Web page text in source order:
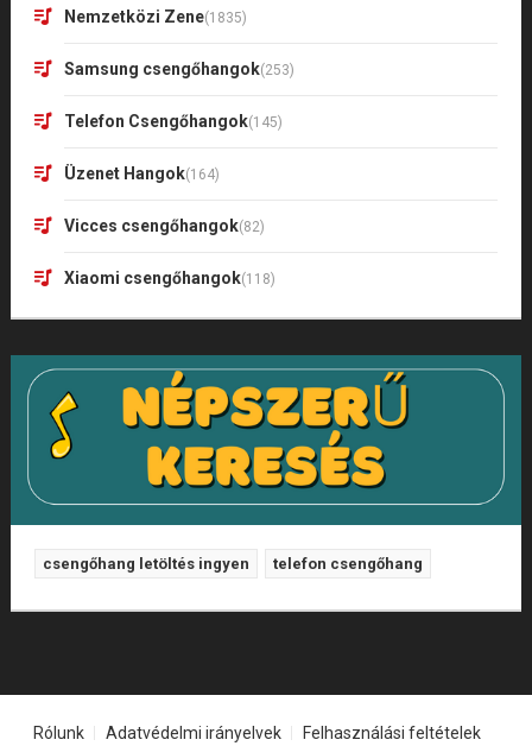
Nemzetközi Zene(1835)
Samsung csengőhangok(253)
Telefon Csengőhangok(145)
Üzenet Hangok(164)
Vicces csengőhangok(82)
Xiaomi csengőhangok(118)
csengőhang letöltés ingyen telefon csengőhang
Rólunk Adatvédelmi irányelvek Felhasználási feltételek